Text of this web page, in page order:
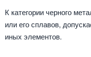
К категории черного
или его сплавов,
иных элементов.